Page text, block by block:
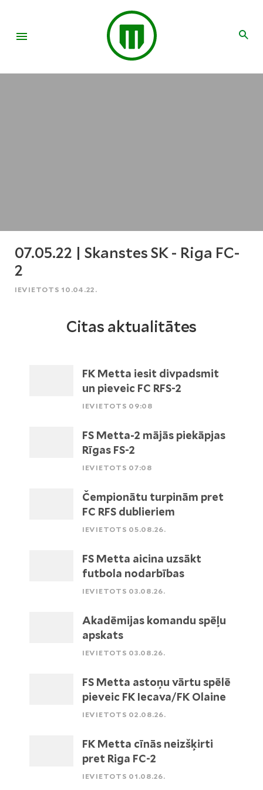
07.05.22 | Skanstes SK - Riga FC-
2
IEVIETOTS 10.04.22.
Citas aktualitātes
FK Metta iesit divpadsmit
un pieveic FC RFS-2
IEVIETOTS 09:08
FS Metta-2 mājās piekāpjas
Rīgas FS-2
IEVIETOTS 07:08
Čempionātu turpinām pret
FC RFS dublieriem
IEVIETOTS 05.08.26.
FS Metta aicina uzsākt
futbola nodarbības
IEVIETOTS 03.08.26.
Akadēmijas komandu spēļu
apskats
IEVIETOTS 03.08.26.
FS Metta astoņu vārtu spēlē
pieveic FK Iecava/FK Olaine
IEVIETOTS 02.08.26.
FK Metta cīnās neizšķirti
pret Riga FC-2
IEVIETOTS 01.08.26.